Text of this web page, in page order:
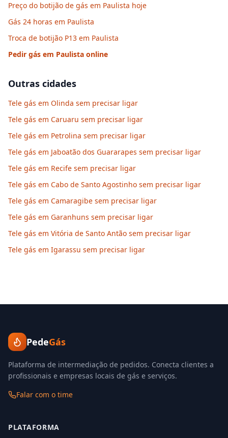
Preço do botijão de gás em Paulista hoje
Gás 24 horas em Paulista
Troca de botijão P13 em Paulista
Pedir gás em Paulista online
Outras cidades
Tele gás em Olinda sem precisar ligar
Tele gás em Caruaru sem precisar ligar
Tele gás em Petrolina sem precisar ligar
Tele gás em Jaboatão dos Guararapes sem precisar ligar
Tele gás em Recife sem precisar ligar
Tele gás em Cabo de Santo Agostinho sem precisar ligar
Tele gás em Camaragibe sem precisar ligar
Tele gás em Garanhuns sem precisar ligar
Tele gás em Vitória de Santo Antão sem precisar ligar
Tele gás em Igarassu sem precisar ligar
PedeGás
Plataforma de intermediação de pedidos. Conecta clientes a
profissionais e empresas locais de gás e serviços.
Falar com o time
PLATAFORMA